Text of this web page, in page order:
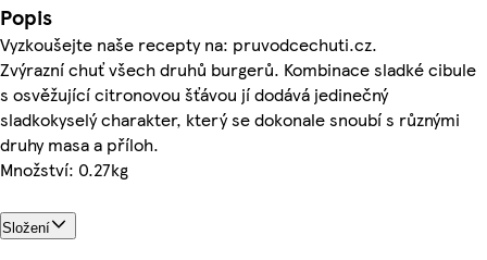
Popis
Vyzkoušejte naše recepty na: pruvodcechuti.cz.
Zvýrazní chuť všech druhů burgerů. Kombinace sladké cibule
s osvěžující citronovou šťávou jí dodává jedinečný
sladkokyselý charakter, který se dokonale snoubí s různými
druhy masa a příloh.
Množství: 0.27kg
Složení